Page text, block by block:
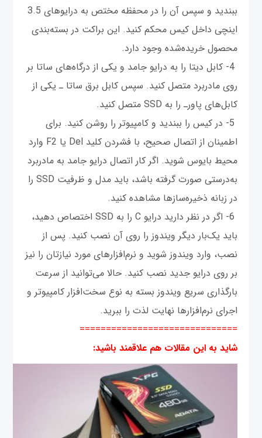
ببندید و سپس آن را در محفظه مختص به درایوهای 3.5
اینچی داخل کیس محکم کنید. این براکت در بسته‌بندی
محصول خریده‌شده وجود دارد.
4- کابل دیتا را به درایو جامد و یکی از درگاه‌‌های ساتا بر
روی مادربرد متصل کنید. سپس کابل برق ساتا ـ یکی از
کابل‌‌های پاورـ را به SSD‌ متصل کنید.
5- در کیس را ببندید و کامپیوتر را روشن کنید. برای
اطمینان از اتصال صحیح، با فشردن کلید Del یا F2 وارد
محیط بایوس شوید. اگر کار اتصال درایو جامد به مادربرد
به‌درستی صورت گرفته باشد، باید مدل و ظرفیت SSD را
در زبانه ذخیره‌سازها مشاهده کنید.
6- اگر در نظر دارید درایو C را به SSD اختصاص دهید،
باید یک‌بار دیگر ویندوز را روی آن نصب کنید. پس از
نصب، وارد ویندوز شوید و نرم‌افزارهای مورد نیازتان را نیز
بر روی درایو جدید نصب کنید. حالا می‌توانید از سرعت
بارگذاری سریع ویندوز بسته به نوع سخت‌افزار کامپیوتر و
اجرای نرم‌‌افزارها نهایت لذت را ببرید.
==============================
شاید به این مقالات هم علاقمند باشید: